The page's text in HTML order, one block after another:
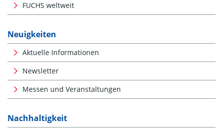
FUCHS weltweit
Neuigkeiten
Aktuelle Informationen
Newsletter
Messen und Veranstaltungen
Nachhaltigkeit